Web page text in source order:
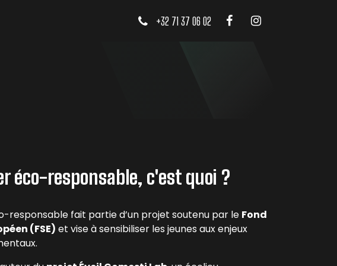
+32 71 37 06 02
éco-responsable, c'est quoi ?
responsable fait partie d’un projet soutenu par le Fond
(FSE) et vise à sensibiliser les jeunes aux enjeux